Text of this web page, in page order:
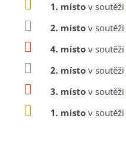
1. místo v soutěži
2. místo v soutěži
4. místo v soutěži
2. místo v soutěži
3. místo v soutěži
1. místo v soutěži